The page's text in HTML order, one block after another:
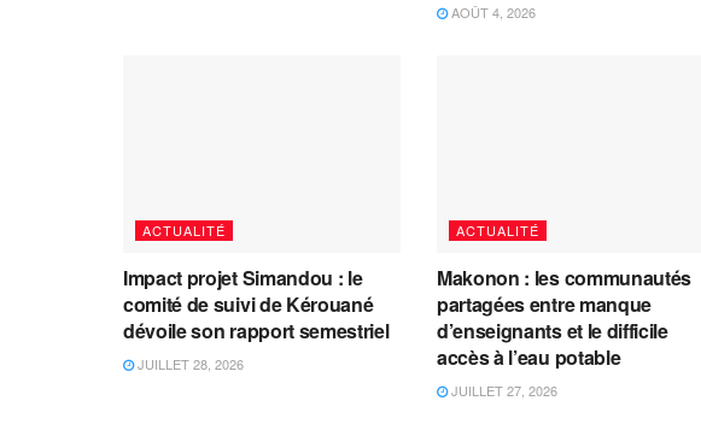
AOÛT 4, 2026
ACTUALITÉ
Impact projet Simandou : le
comité de suivi de Kérouané
dévoile son rapport semestriel
JUILLET 28, 2026
ACTUALITÉ
Makonon : les communautés
partagées entre manque
d’enseignants et le difficile
accès à l’eau potable
JUILLET 27, 2026